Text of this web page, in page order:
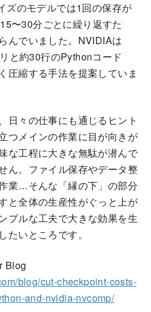
ズのモデルでは1回の保存が
〜30分ごとに繰り返すた
んでいました。NVIDIAは
と約30行のPythonコード
圧縮する手法を提案していま
日々の仕事にも通じるヒント
つメインの作業に目が向きが
な工程に大きな無駄が潜んで
ん。ファイル保存やデータ整
業…そんな「縁の下」の部分
と全体の生産性がぐっと上が
プルな工夫で大きな効果を生
たいところです。
Blog
blog/cut-checkpoint-costs-
and-nvidia-nvcomp/